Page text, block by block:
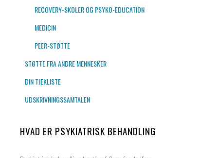
RECOVERY-SKOLER OG PSYKO-EDUCATION
MEDICIN
PEER-STØTTE
STØTTE FRA ANDRE MENNESKER
DIN TJEKLISTE
UDSKRIVNINGSSAMTALEN
HVAD ER PSYKIATRISK BEHANDLING